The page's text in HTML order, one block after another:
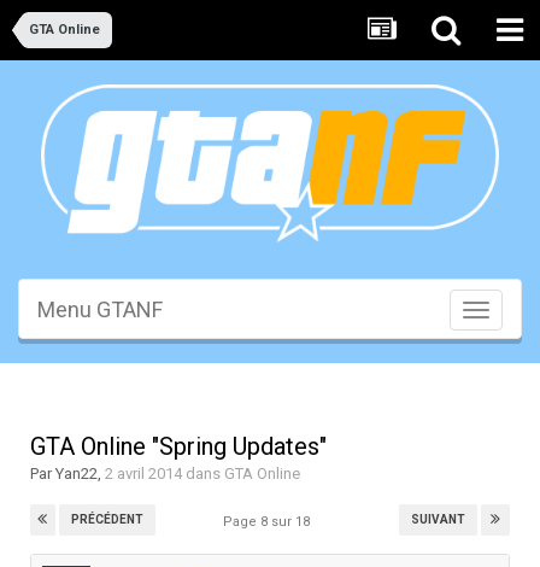
GTA Online
Toggle
Menu GTANF
GTA Online "Spring Updates"
ParYan22, 2 avril 2014dans GTA Online
PRÉCÉDENT SUIVANT
Page 8 sur 18